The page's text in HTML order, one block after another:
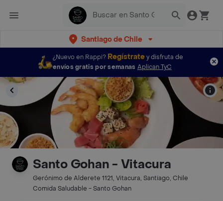
Santiago de Chile
¿Nuevo en Rappi? Regístratey disfruta de
envíos gratis por semanas Aplican TyC
Santo Gohan - Vitacura
Gerónimo de Alderete 1121, Vitacura, Santiago, Chile
Comida Saludable - Santo Gohan